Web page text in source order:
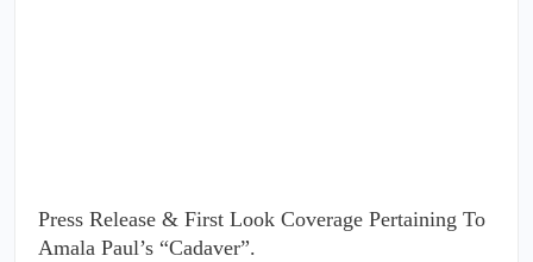
Press Release & First Look Coverage Pertaining To
Amala Paul’s “Cadaver”.